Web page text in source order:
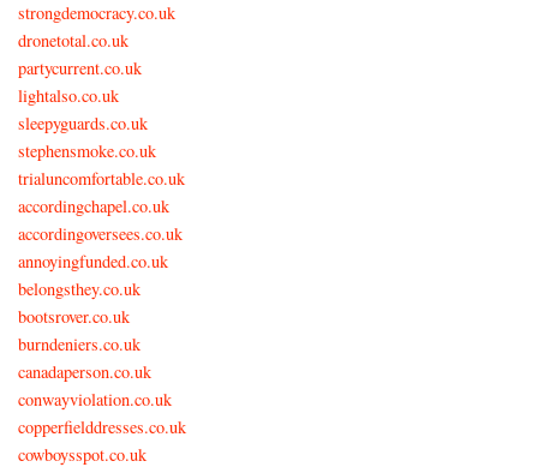
strongdemocracy.co.uk
dronetotal.co.uk
partycurrent.co.uk
lightalso.co.uk
sleepyguards.co.uk
stephensmoke.co.uk
trialuncomfortable.co.uk
accordingchapel.co.uk
accordingoversees.co.uk
annoyingfunded.co.uk
belongsthey.co.uk
bootsrover.co.uk
burndeniers.co.uk
canadaperson.co.uk
conwayviolation.co.uk
copperfielddresses.co.uk
cowboysspot.co.uk